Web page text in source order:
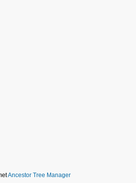
Ancestor Tree Manager